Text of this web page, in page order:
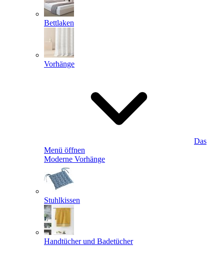
Bettlaken
Vorhänge
Das
Menü öffnen
Moderne Vorhänge
Stuhlkissen
Handtücher und Badetücher